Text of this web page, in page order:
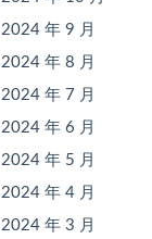
2024 年 9 月
2024 年 8 月
2024 年 7 月
2024 年 6 月
2024 年 5 月
2024 年 4 月
2024 年 3 月